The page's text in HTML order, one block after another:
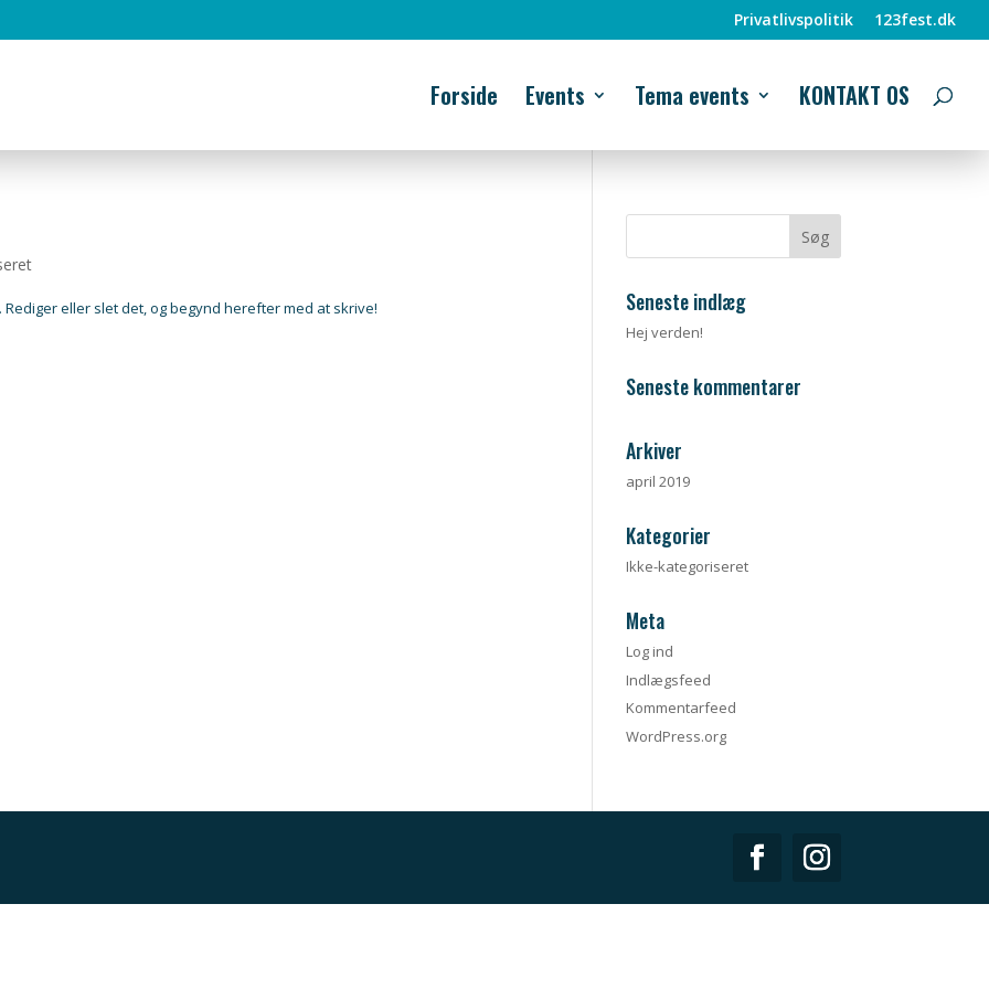
Privatlivspolitik 123fest.dk
Forside Events Tema events KONTAKT OS
eller slet det, og begynd herefter med at skrive! Seneste indlæg
Hej verden!
Seneste kommentarer
Arkiver
april 2019
Kategorier
Ikke-kategoriseret
Meta
Log ind
Indlægsfeed
Kommentarfeed
WordPress.org